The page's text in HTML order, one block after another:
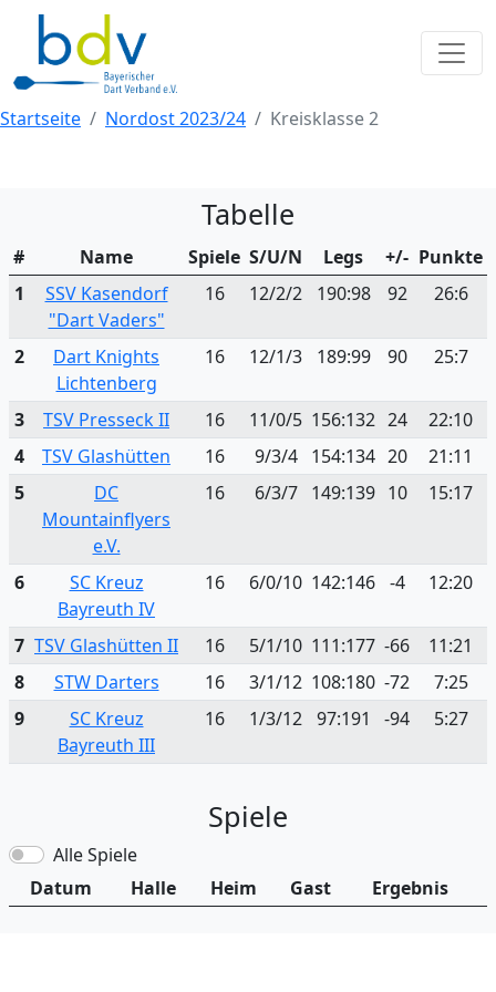
Startseite Nordost 2023/24 Kreisklasse 2
Tabelle
# Name Spiele S/U/N Legs +/- Punkte
1
SSV Kasendorf
"Dart Vaders"
16 12/2/2 190:98 92 26:6
2
Dart Knights
Lichtenberg
16 12/1/3 189:99 90 25:7
3 TSV Presseck II 16 11/0/5 156:132 24
22:10
4
TSV Glashütten 16 9/3/4 154:134 20
21:11
5
DC
Mountainflyers
e.V.
16 6/3/7 149:139 10 15:17
6
SC Kreuz
Bayreuth IV
16 6/0/10 142:146 -4 12:20
7 TSV Glashütten II 16 5/1/10 111:177 -66
11:21
8
STW Darters 16 3/1/12 108:180 -72
7:25
9
SC Kreuz
Bayreuth III
16 1/3/12 97:191 -94 5:27
Spiele
Alle Spiele
Datum
Halle Heim Gast Ergebnis